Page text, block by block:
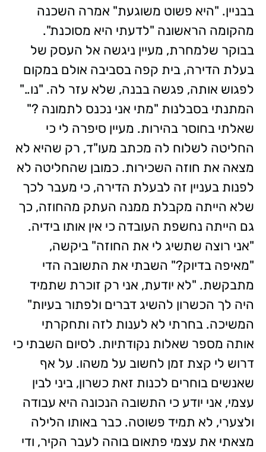
בבניין. "היא פשוט משוגעת" אמרה השכנה
מהקומה הראשונה "לדעתי היא מסוכנת".
בבוקר שלמחרת, מעיין ניגשה אל העסק של
בעלת הדירה, בית קפה בסביבה אולם במקום
לפגוש אותה, פגשה בבנה, שלא עזר לה. "נו.."
המתנתי בסבלנות "מתי אני נכנס לתמונה ?"
שאלתי בחוסר בהירות. מעיין סיפרה לי כי
החליטה לשלוח לה מכתב מעו"ד, רק שהיא לא
מצאה את חוזה השכירות. כמובן שהחליטה לא
לפנות בעניין זה לבעלת הדירה, כי מעבר לכך
שלא הייתה מקבלת ממנה העתק מהחוזה, כך
גם הייתה נחשפת העובדה כי אין אותו בידיה.
"אני רוצה שתשיג לי את החוזה" ביקשה,
"מאיפה בדיוק?" השבתי את התשובה הדי
מתבקשת. "לא יודעת, אני רק זוכרת שתמיד
היה לך הכשרון להשיג דברים ולפתור בעיות"
המשיכה. בחרתי לא לענות לזה ותחקרתי
אותה מספר שאלות נקודתיות. לסיום השבתי כי
דרוש לי קצת זמן לחשוב על משהו. על אף
שאנשים בוחרים לכנות זאת כשרון, ביני לבין
עצמי, אני יודע כי התשובה הנכונה היא עבודה
ולצערי, לא תמיד פשוטה. כבר באותו הלילה
מצאתי את עצמי פתאום בוהה לעבר הקיר, ודי